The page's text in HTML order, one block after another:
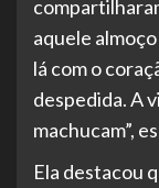
aquele
lá com o
despedida. A
machucam”,
Ela destacou